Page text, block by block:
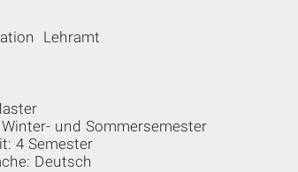
Lehramt
und Sommersemester
4 Semester
Deutsch